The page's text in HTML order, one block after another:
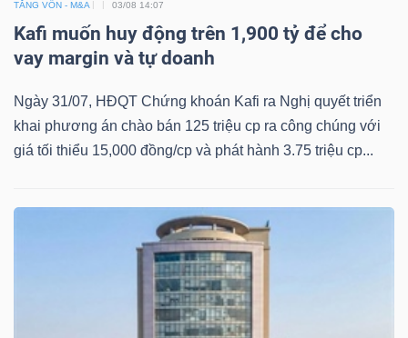
TĂNG VỐN - M&A 03/08 14:07
Kafi muốn huy động trên 1,900 tỷ để cho
vay margin và tự doanh
Ngày 31/07, HĐQT Chứng khoán Kafi ra Nghị quyết triển
khai phương án chào bán 125 triệu cp ra công chúng với
giá tối thiểu 15,000 đồng/cp và phát hành 3.75 triệu cp...
YẾU
TIÊU
DÙNG